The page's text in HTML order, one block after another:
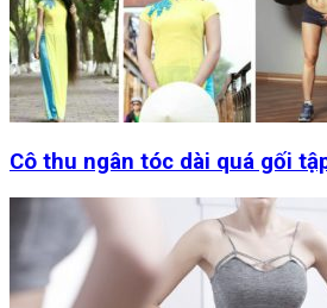
Cô thu ngân tóc dài quá gối